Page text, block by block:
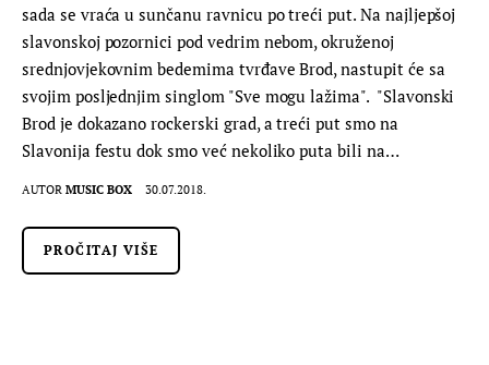
sada se vraća u sunčanu ravnicu po treći put. Na najljepšoj
slavonskoj pozornici pod vedrim nebom, okruženoj
srednjovjekovnim bedemima tvrđave Brod, nastupit će sa
svojim posljednjim singlom "Sve mogu lažima". "Slavonski
Brod je dokazano rockerski grad, a treći put smo na
Slavonija festu dok smo već nekoliko puta bili na…
AUTOR MUSIC BOX 30.07.2018.
PROČITAJ VIŠE